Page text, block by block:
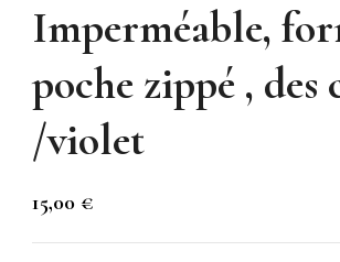
Imperméable,
poche zippé , des
/violet
15,00 €